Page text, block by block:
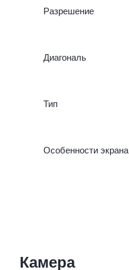
Разрешение
Диагональ
Тип
Особенности экрана
Камера